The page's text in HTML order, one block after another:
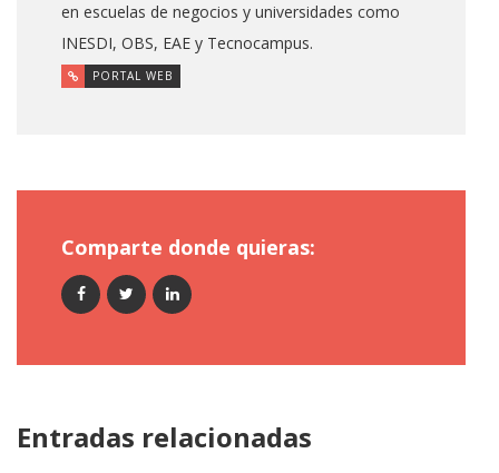
en escuelas de negocios y universidades como
INESDI, OBS, EAE y Tecnocampus.
PORTAL WEB
Comparte donde quieras:
Entradas relacionadas